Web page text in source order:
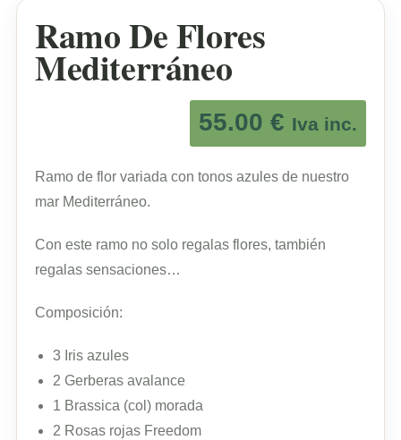
Ramo De Flores
Mediterráneo
55.00€ Iva inc.
Ramo de flor variada con tonos azules de nuestro
mar Mediterráneo.
Con este ramo no solo regalas flores, también
regalas sensaciones…
Composición:
3 Iris azules
2 Gerberas avalance
1 Brassica (col) morada
2 Rosas rojas Freedom